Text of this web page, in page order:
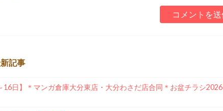
記事
16日】＊マンガ倉庫大分東店・大分わさだ店合同＊お盆チラシ2026